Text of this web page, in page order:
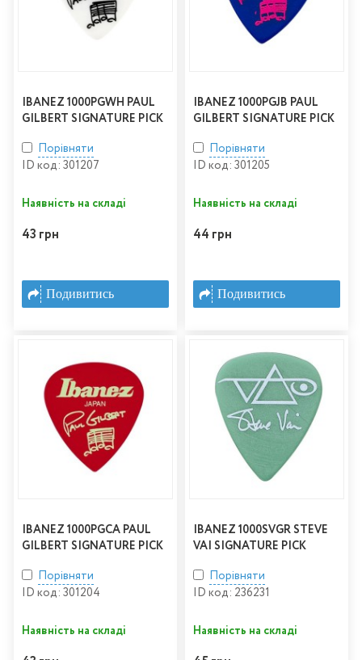
IBANEZ 1000PGWH PAUL
GILBERT SIGNATURE PICK
Порівняти
ID код: 301207
Наявність на складі
43 грн
Подивитись
IBANEZ 1000PGJB PAUL
GILBERT SIGNATURE PICK
Порівняти
ID код: 301205
Наявність на складі
44 грн
Подивитись
IBANEZ 1000PGCA PAUL
GILBERT SIGNATURE PICK
Порівняти
ID код: 301204
Наявність на складі
IBANEZ 1000SVGR STEVE
VAI SIGNATURE PICK
Порівняти
ID код: 236231
Наявність на складі